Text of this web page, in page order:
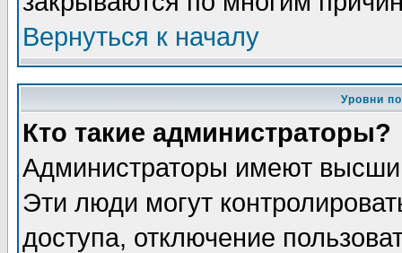
Вернуться к началу
Уровни
Кто такие администраторы?
Администраторы имеют
Эти люди могут
доступа, отключение